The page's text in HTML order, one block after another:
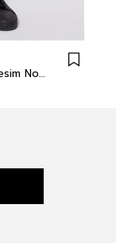
Jeff Erkek Skınny Süper Dar Kesim Normal Bel Dar Paça Jean Pantolon Siyah